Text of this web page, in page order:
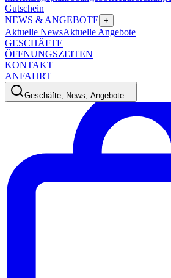
Gutschein
NEWS & ANGEBOTE +
Aktuelle NewsAktuelle Angebote
GESCHÄFTE
ÖFFNUNGSZEITEN
KONTAKT
ANFAHRT
Geschäfte, News, Angebote…